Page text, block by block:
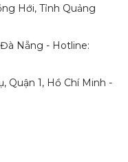
Hới, Tỉnh Quảng
Nẵng - Hotline:
Quận 1, Hồ Chí Minh -